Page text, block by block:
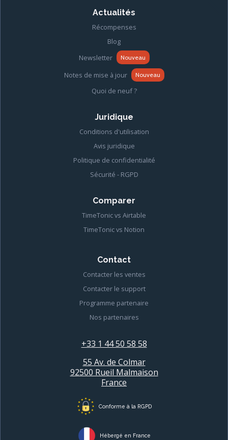
Actualités
Récompenses
Blog
Newsletter
Nouveau
Notes de mise à jour Nouveau
Quoi de neuf ?
Juridique
Conditions d'utilisation
Avis juridique
Politique de confidentialité
Sécurité - RGPD
Comparer
TimeTonic vs Airtable
TimeTonic vs Notion
Contact
Contacter les ventes
Contacter le support
Programme partenaire
Nos partenaires
+33 1 44 50 58 58
55 Av. de Colmar
92500 Rueil Malmaison
France
Conforme à la RGPD
Hébergé en France